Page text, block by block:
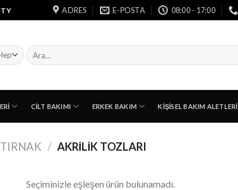
ADRES E-POSTA 08:00 - 17:00
Ara:
CILT BAKIMI ERKEK BAKIM KIŞISEL BAKIM ALETLERI
TIRNAK / AKRILIK TOZLARI
Seçiminizle eşleşen ürün bulunamadı.